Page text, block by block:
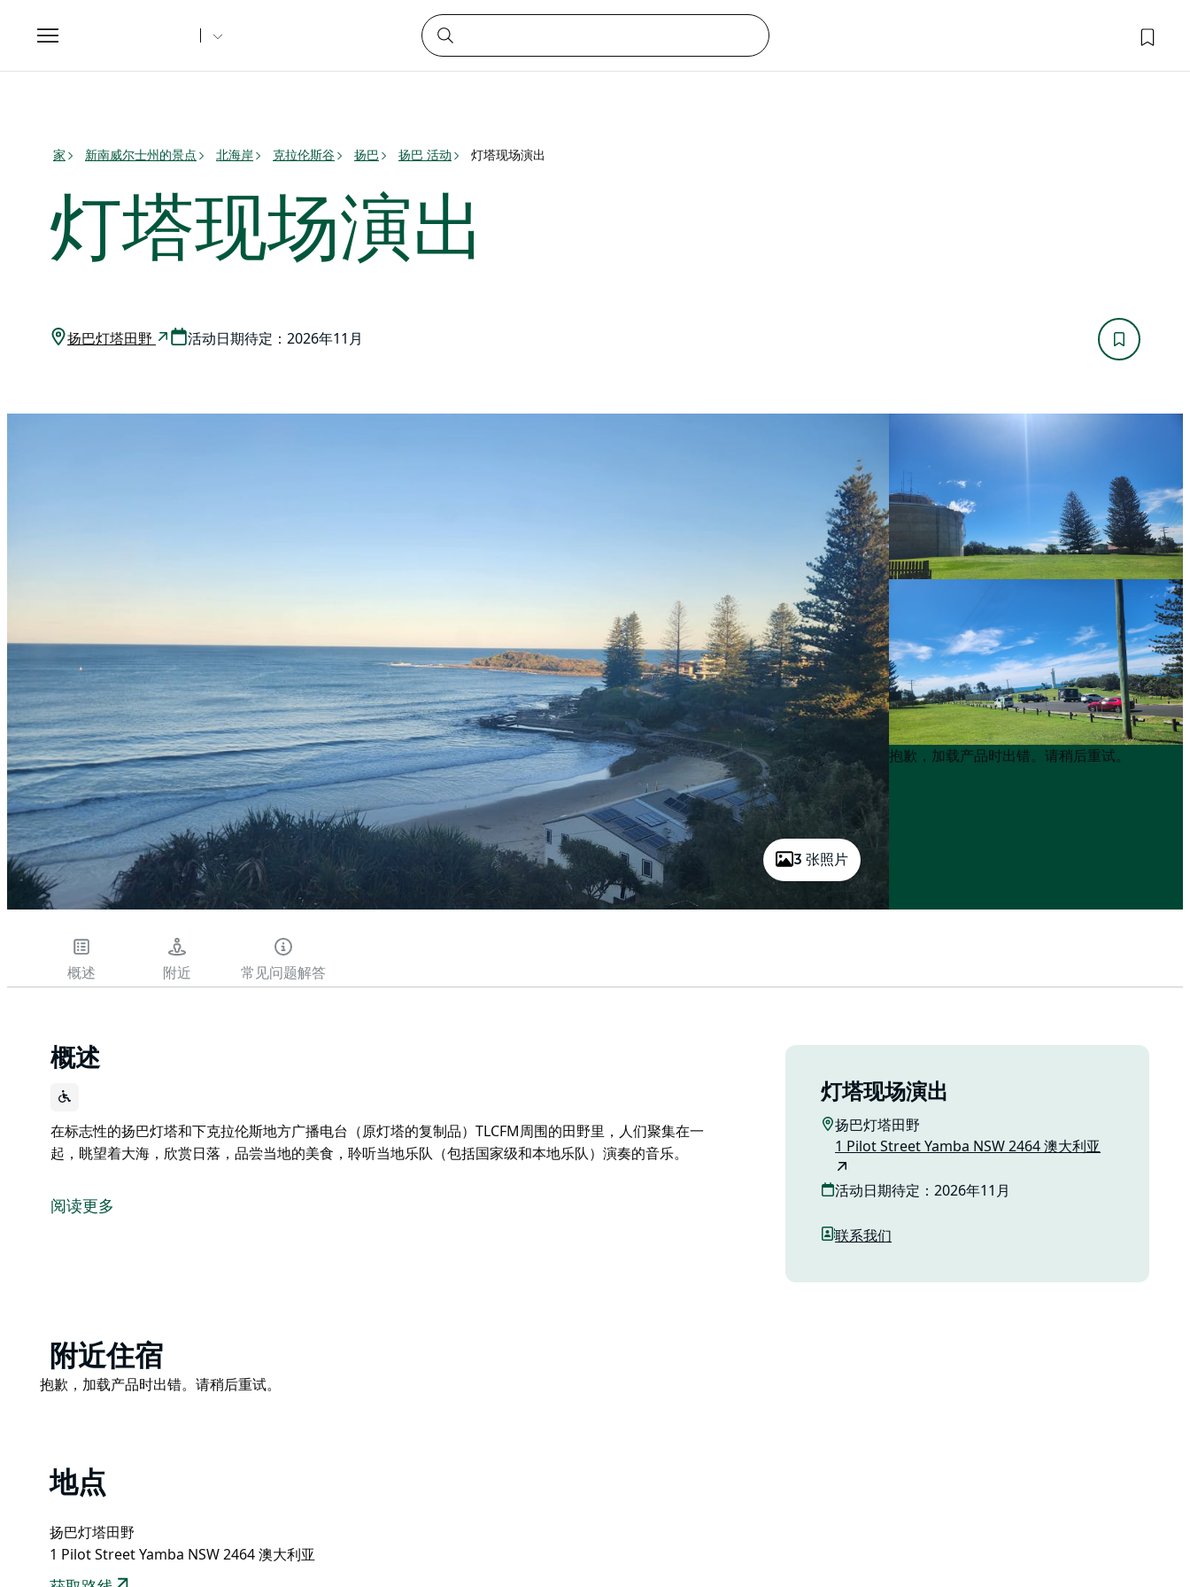
Toggle
navigation
家 新南威尔士州的景点 北海岸 克拉伦斯谷 扬巴 扬巴 活动 灯塔现场演出
灯塔现场演出
扬巴灯塔田野 活动日期待定：2026年11月
3 张照片
Product
Product
抱歉，加载产品时出错。请稍后重试。
概述 附近 常见问题解答
概述
在标志性的扬巴灯塔和下克拉伦斯地方广播电台（原灯塔的复制品）TLCFM周围的田野里，人们聚集在一
起，眺望着大海，欣赏日落，品尝当地的美食，聆听当地乐队（包括国家级和本地乐队）演奏的音乐。
起，眺望着大海，欣赏日落，品尝当地的美食，聆听当地乐队（包括国家级和本地乐队）演奏的音乐。
阅读更多
灯塔现场演出
扬巴灯塔田野
1 Pilot Street Yamba NSW 2464 澳大利亚
活动日期待定：2026年11月
联系我们
Product
List
附近住宿
Product
抱歉，加载产品时出错。请稍后重试。
地点
扬巴灯塔田野
1 Pilot Street Yamba NSW 2464 澳大利亚